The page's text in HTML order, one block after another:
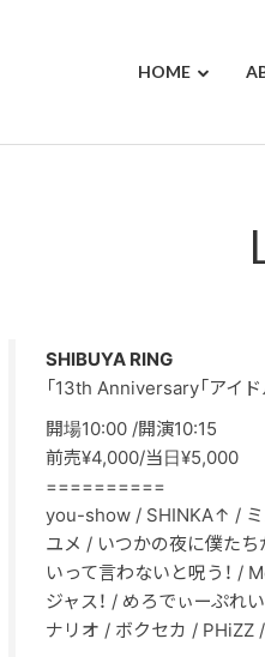
HOME
SHIBUYA RING
「13th Anniversary「アイ
開場10:00 /開演10:15
前売¥4,000/当日¥5,000
==========
you-show / SHINKA↑ / ミ
ユメ / いつかの夜に僕たち
いって言わないと呪う！ /
ジャス！ / めろでぃーぷれ
ナリオ / ボクセカ / PHiZZ